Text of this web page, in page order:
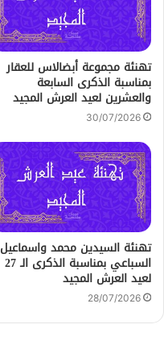
تهنئة مجموعة أبضالاس للعقار
بمناسبة الذكرى السابعة
والعشرين لعيد العرش المجيد
30/07/2026
تهنئة السيدين محمد واسماعيل
السباعي بمناسبة الذكرى الـ 27
لعيد العرش المجيد
28/07/2026